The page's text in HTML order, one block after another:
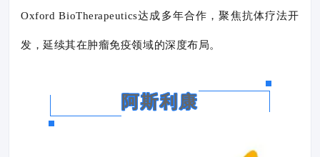
Oxford BioTherapeutics达成多年合作，聚焦抗体疗法开
发，延续其在肿瘤免疫领域的深度布局。
阿斯利康